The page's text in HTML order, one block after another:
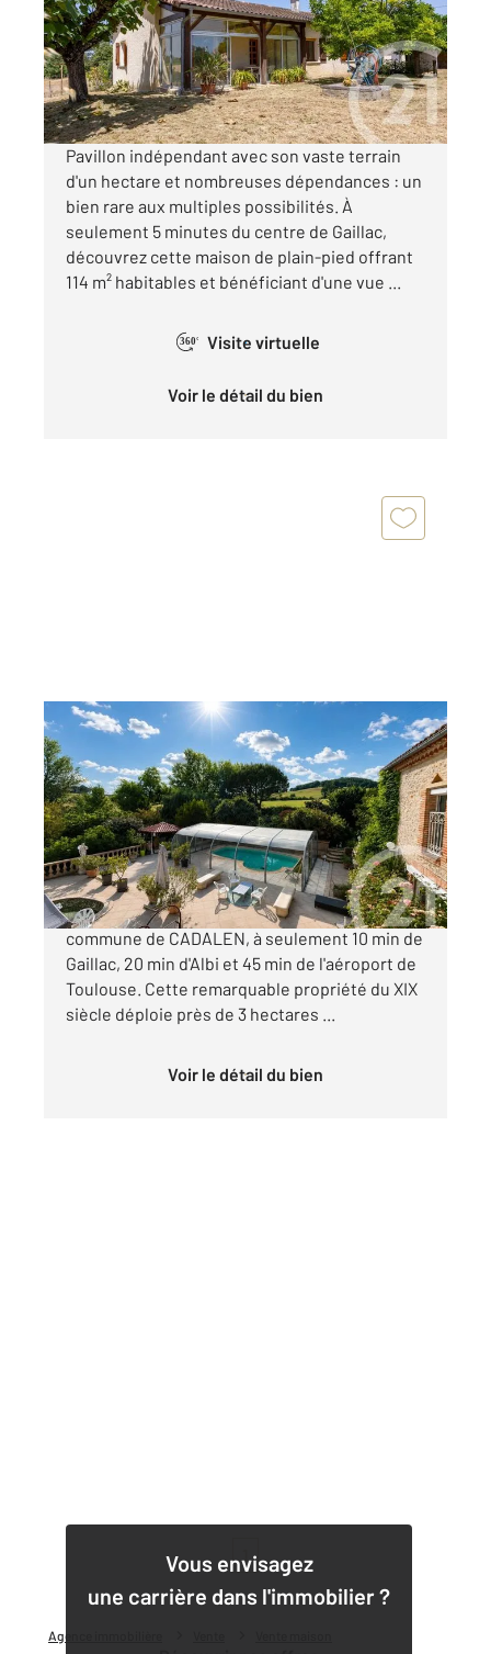
Agence immobilière
Maison à vendre
239 000 €
Visiter le site dédié
Pavillon indépendant avec son vaste terrain
d'un hectare et nombreuses dépendances : un
bien rare aux multiples possibilités. À
seulement 5 minutes du centre de Gaillac,
découvrez cette maison de plain-pied offrant
114 m² habitables et bénéficiant d'une vue ...
360° Visite virtuelle
Voir le détail du bien
GAILLAC 81
450 m
, 12 pièces
Ref : 1757
Maison à vendre
990 000 €
Au cœur de la campagne occitane, sur la
commune de CADALEN, à seulement 10 min de
Gaillac, 20 min d'Albi et 45 min de l'aéroport de
Toulouse. Cette remarquable propriété du XIX
siècle déploie près de 3 hectares ...
Voir le détail du bien
Vous envisagez
une carrière dans l'immobilier ?
1